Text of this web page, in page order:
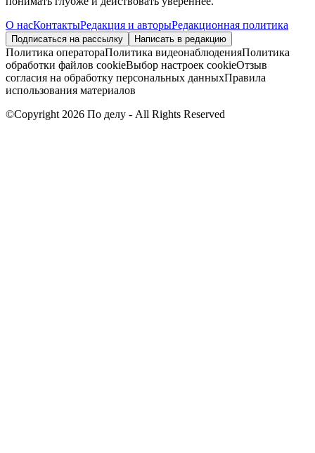
О насКонтактыРедакция и авторыРедакционная политика
Подписаться на рассылку Написать в редакцию
Политика оператораПолитика видеонаблюденияПолитика
обработки файлов cookieВыбор настроек cookieОтзыв
согласия на обработку персональных данныхПравила
использования материалов
©Copyright 2026 По делу - All Rights Reserved